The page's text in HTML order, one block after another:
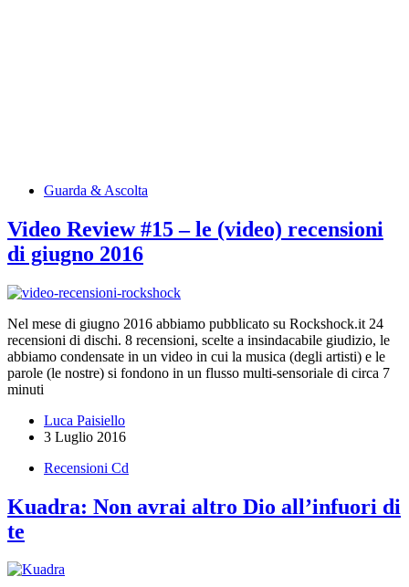
Guarda & Ascolta
Video Review #15 – le (video) recensioni
di giugno 2016
Nel mese di giugno 2016 abbiamo pubblicato su Rockshock.it 24
recensioni di dischi. 8 recensioni, scelte a insindacabile giudizio, le
abbiamo condensate in un video in cui la musica (degli artisti) e le
parole (le nostre) si fondono in un flusso multi-sensoriale di circa 7
minuti
Luca Paisiello
3 Luglio 2016
Recensioni Cd
Kuadra: Non avrai altro Dio all’infuori di
te